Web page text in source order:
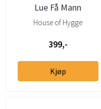
Lue Få Mann
House of Hygge
399,-
Kjøp